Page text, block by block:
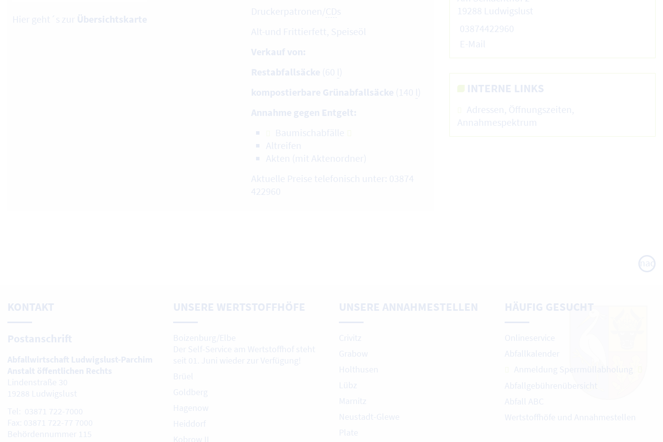
Hier geht´s zur Übersichtskarte
Druckerpatronen/ CDs
Alt-und Frittierfett, Speiseöl
Verkauf von:
Restabfallsäcke (60 l)
kompostierbare Grünabfallsäcke (140 l)
Annahme gegen Entgelt:
Baumischabfälle
Altreifen
Akten (mit Aktenordner)
Aktuelle Preise telefonisch unter: 03874
422960
19288 Ludwigslust
03874422960
E-Mail
INTERNE LINKS
Adressen, Öffnungszeiten,
Annahmespektrum
nach
oben
KONTAKT
Postanschrift
Abfallwirtschaft Ludwigslust-Parchim
Anstalt öffentlichen Rechts
Lindenstraße 30
19288 Ludwigslust
Tel: 03871 722-7000
Fax: 03871 722-77 7000
Behördennummer 115
UNSERE WERTSTOFFHÖFE
Boizenburg/Elbe
Der Self-Service am Wertstoffhof steht
seit 01. Juni wieder zur Verfügung!
Brüel
Goldberg
Hagenow
Heiddorf
Kobrow II
UNSERE ANNAHMESTELLEN
Crivitz
Grabow
Holthusen
Lübz
Marnitz
Neustadt-Glewe
Plate
HÄUFIG GESUCHT
Onlineservice
Abfallkalender
Anmeldung Sperrmüllabholung
Abfallgebührenübersicht
Abfall ABC
Wertstoffhöfe und Annahmestellen